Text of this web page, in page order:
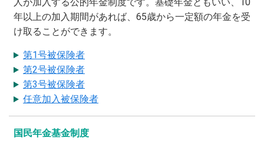
年以上の加入期間があれば、65歳から一定額の年金を受
け取ることができます。
第1号被保険者
第2号被保険者
第3号被保険者
任意加入被保険者
国民年金基金制度